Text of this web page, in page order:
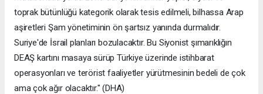
toprak bütünlüğü kategorik olarak tesis edilmeli, bilhassa Arap
aşiretleri Şam yönetiminin ön şartsız yanında durmalıdır.
Suriye'de İsrail planları bozulacaktır. Bu Siyonist şımarıklığın
DEAŞ kartını masaya sürüp Türkiye üzerinde istihbarat
operasyonları ve terörist faaliyetler yürütmesinin bedeli de çok
ama çok ağır olacaktır." (DHA)